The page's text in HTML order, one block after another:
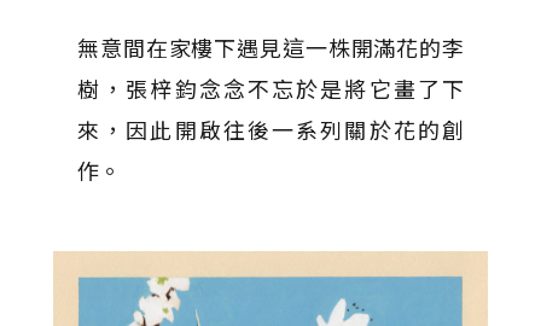
無意間在家樓下遇見這一株開滿花的李
樹，張梓鈞念念不忘於是將它畫了下
來，因此開啟往後一系列關於花的創
作。